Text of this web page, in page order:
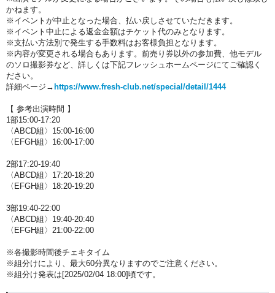
かねます。
※イベントが中止となった場合、払い戻しさせていただきます。
※イベント中止による返金金額はチケット代のみとなります。
※支払い方法別で発生する手数料はお客様負担となります。
※内容が変更される場合もあります。前売り券以外の参加費、他モデル
のソロ撮影券など、詳しくは下記フレッシュホームページにてご確認く
ださい。
詳細ページ→ https://www.fresh-club.net/special/detail/1444
【 参考出演時間 】
1部15:00-17:20
〈ABCD組〉15:00-16:00
〈EFGH組〉16:00-17:00
2部17:20-19:40
〈ABCD組〉17:20-18:20
〈EFGH組〉18:20-19:20
3部19:40-22:00
〈ABCD組〉19:40-20:40
〈EFGH組〉21:00-22:00
※各撮影時間後チェキタイム
※組分けにより、最大60分異なりますのでご注意ください。
※組分け発表は[2025/02/04 18:00]頃です。